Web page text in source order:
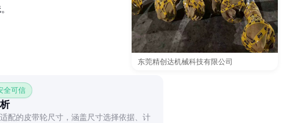
东莞精创达机械科技有限公司
全可信
配的皮带轮尺寸，涵盖尺寸选择依据、计